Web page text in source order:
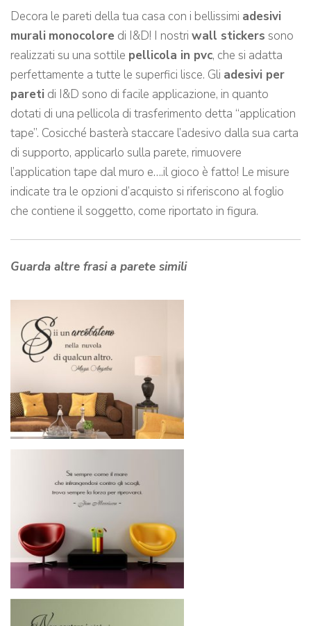
Decora le pareti della tua casa con i bellissimi adesivi
murali monocolore di I&D! I nostri wall stickers sono
realizzati su una sottile pellicola in pvc, che si adatta
perfettamente a tutte le superfici lisce. Gli adesivi per
pareti di I&D sono di facile applicazione, in quanto
dotati di una pellicola di trasferimento detta “application
tape”. Cosicché basterà staccare l’adesivo dalla sua carta
di supporto, applicarlo sulla parete, rimuovere
l’application tape dal muro e….il gioco è fatto! Le misure
indicate tra le opzioni d’acquisto si riferiscono al foglio
che contiene il soggetto, come riportato in figura.
Guarda altre frasi a parete simili